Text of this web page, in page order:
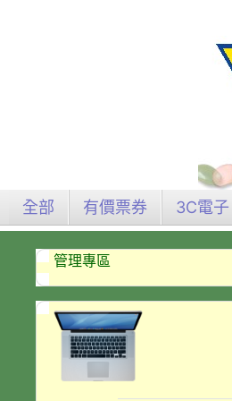
全部 有價票券 3C電子
管理專區